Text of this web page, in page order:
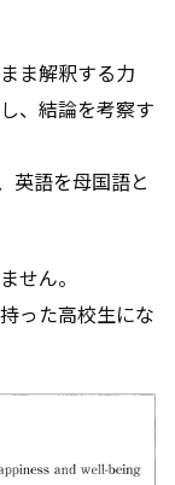
ま解釈する力
、結論を考察す
英語を母国語と
せん。
った高校生にな